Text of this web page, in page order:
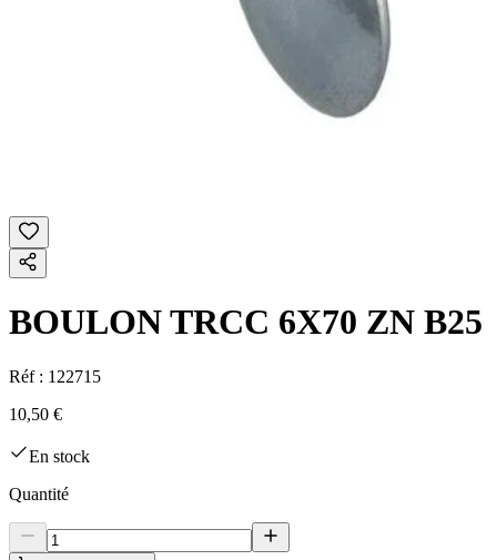
BOULON TRCC 6X70 ZN B25
Réf : 122715
10,50 €
En stock
Quantité